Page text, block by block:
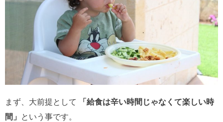
まず、大前提として
「給食は辛い時間じゃなくて楽しい時
間」
という事です。